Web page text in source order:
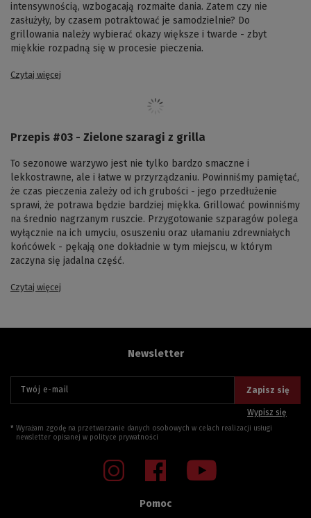
intensywnością, wzbogacają rozmaite dania. Zatem czy nie
zasłużyły, by czasem potraktować je samodzielnie? Do
grillowania należy wybierać okazy większe i twarde - zbyt
miękkie rozpadną się w procesie pieczenia.
Czytaj więcej
Przepis #03 - Zielone szaragi z grilla
To sezonowe warzywo jest nie tylko bardzo smaczne i
lekkostrawne, ale i łatwe w przyrządzaniu. Powinniśmy pamiętać,
że czas pieczenia zależy od ich grubości - jego przedłużenie
sprawi, że potrawa będzie bardziej miękka. Grillować powinniśmy
na średnio nagrzanym ruszcie. Przygotowanie szparagów polega
wyłącznie na ich umyciu, osuszeniu oraz ułamaniu zdrewniałych
końcówek - pękają one dokładnie w tym miejscu, w którym
zaczyna się jadalna część.
Czytaj więcej
Pomoc
Newsletter
Twój e-mail Zapisz się
Wypisz się
Wyrażam zgodę na przetwarzanie danych osobowych w celach realizacji usługi
newsletter opisanej w polityce prywatności